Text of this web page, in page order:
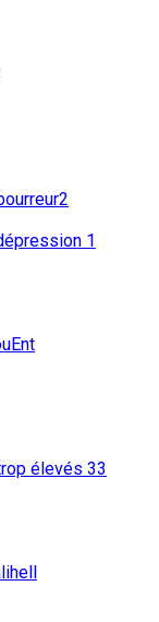
1
élevés 33